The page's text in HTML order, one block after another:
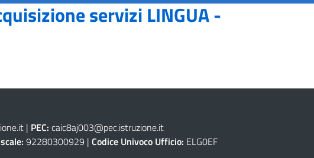
servizi LINGUA -
| PEC: caic8aj003@pec.istruzione.it
92280300929 | Codice Univoco Ufficio: ELG0EF